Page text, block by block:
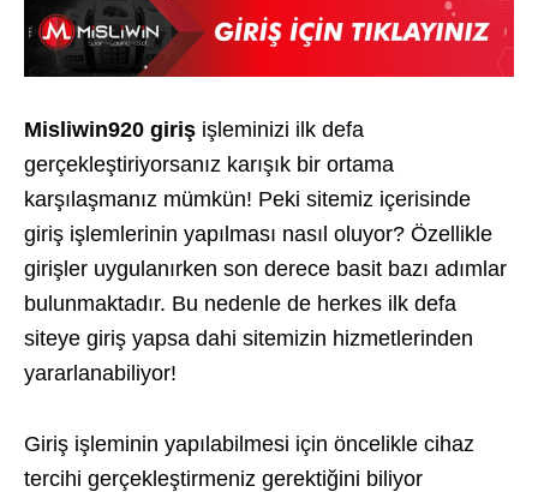
Misliwin920 giriş işleminizi ilk defa
gerçekleştiriyorsanız karışık bir ortama
karşılaşmanız mümkün! Peki sitemiz içerisinde
giriş işlemlerinin yapılması nasıl oluyor? Özellikle
girişler uygulanırken son derece basit bazı adımlar
bulunmaktadır. Bu nedenle de herkes ilk defa
siteye giriş yapsa dahi sitemizin hizmetlerinden
yararlanabiliyor!
Giriş işleminin yapılabilmesi için öncelikle cihaz
tercihi gerçekleştirmeniz gerektiğini biliyor